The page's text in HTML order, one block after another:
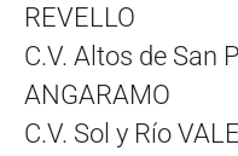
REVELLO
C.V. Altos de San
ANGARAMO
C.V. Sol y Río